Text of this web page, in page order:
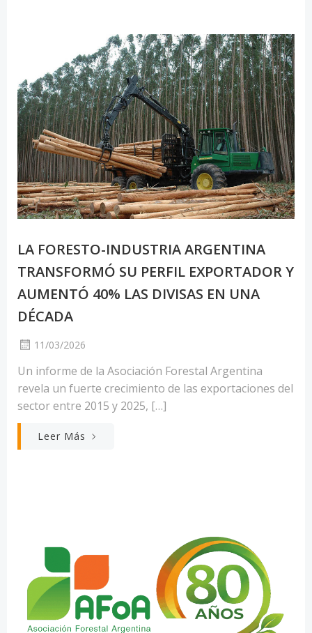
LA FORESTO-INDUSTRIA ARGENTINA
TRANSFORMÓ SU PERFIL EXPORTADOR Y
AUMENTÓ 40% LAS DIVISAS EN UNA
DÉCADA
11/03/2026
Un informe de la Asociación Forestal Argentina
revela un fuerte crecimiento de las exportaciones del
sector entre 2015 y 2025, […]
Leer Más